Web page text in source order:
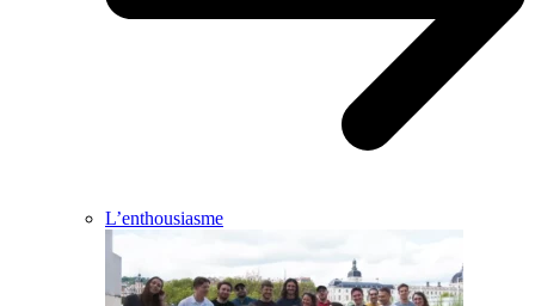
L’enthousiasme